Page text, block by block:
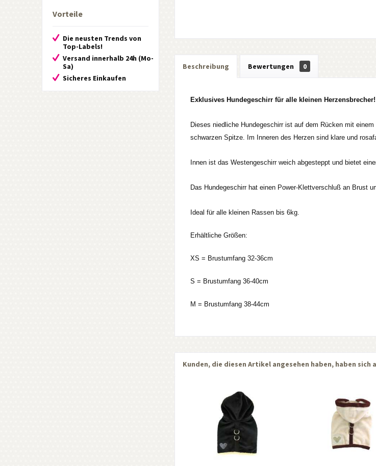
Vorteile
Die neusten Trends von
Top-Labels!
Versand innerhalb 24h (Mo-
Sa)
Sicheres Einkaufen
Beschreibung Bewertungen 0
Exklusives Hundegeschirr für alle kleinen Herzensbrecher!
Dieses niedliche Hundegeschirr ist auf dem Rücken mit
schwarzen Spitze. Im Inneren des Herzen sind klare und
Innen ist das Westengeschirr weich abgesteppt und bietet
Das Hundegeschirr hat einen Power-Klettverschluß an Brust
Ideal für alle kleinen Rassen bis 6kg.
Erhältliche Größen:
XS = Brustumfang 32-36cm
S = Brustumfang 36-40cm
M = Brustumfang 38-44cm
Kunden, die diesen Artikel angesehen haben, haben sich